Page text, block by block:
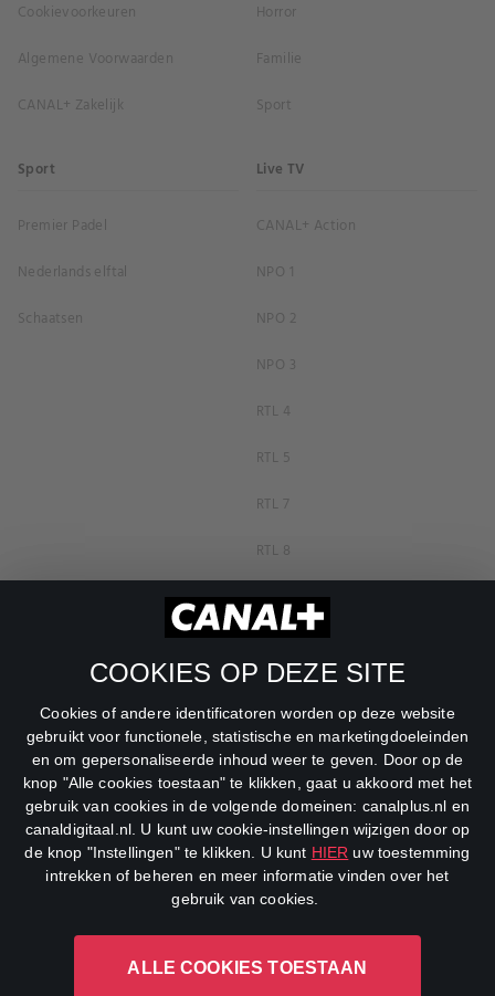
COOKIES OP DEZE SITE
Cookies of andere identificatoren worden op deze website
gebruikt voor functionele, statistische en marketingdoeleinden
en om gepersonaliseerde inhoud weer te geven. Door op de
knop "Alle cookies toestaan" te klikken, gaat u akkoord met het
gebruik van cookies in de volgende domeinen: canalplus.nl en
canaldigitaal.nl. U kunt uw cookie-instellingen wijzigen door op
de knop "Instellingen" te klikken. U kunt HIER uw toestemming
intrekken of beheren en meer informatie vinden over het
gebruik van cookies.
ALLE COOKIES TOESTAAN
Cookievoorkeuren
Algemene Voorwaarden
CANAL+ Zakelijk
Horror
Familie
Sport
Sport
Premier Padel
Nederlands elftal
Schaatsen
Live TV
CANAL+ Action
NPO 1
NPO 2
NPO 3
RTL 4
RTL 5
RTL 7
RTL 8
RTL Z
SBS6
Veronica
DreamWorks Channel